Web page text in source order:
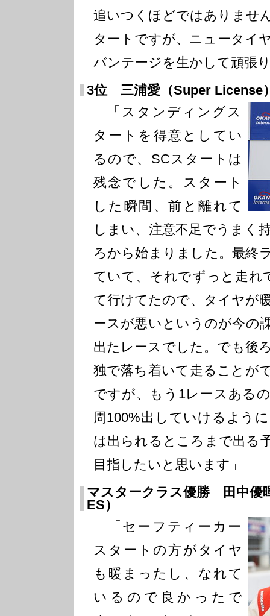
追いつくほどではありませ
タートですが、ニュータイ
バンテージを生かして頑張
3位 三浦愛（Super License
「スタンディングス
タートを得意としてい
るので、SCスタートは
残念でした。スタート
した瞬間、前と離れて
しまい、注意不足でうまく
ろから始まりました。最終
ていて、それでずっと走れ
て行けてたので、タイヤが
ースが悪いというのが今の
出たレースでした。でも後
独で落ち着いて走ることが
ですが、もう1レースある
周100%出していけるよう
は出られるところまで出る
目指したいと思います」
マスタークラス優勝 田中優
ES）
「セーフティーカー
スタートの方がタイヤ
も暖まったし、なれて
いるので良かったで